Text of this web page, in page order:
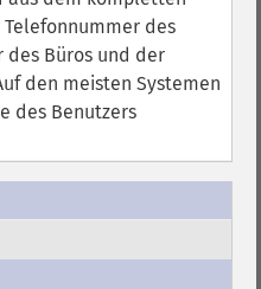
des
des Büros und der
den meisten Systemen
des Benutzers